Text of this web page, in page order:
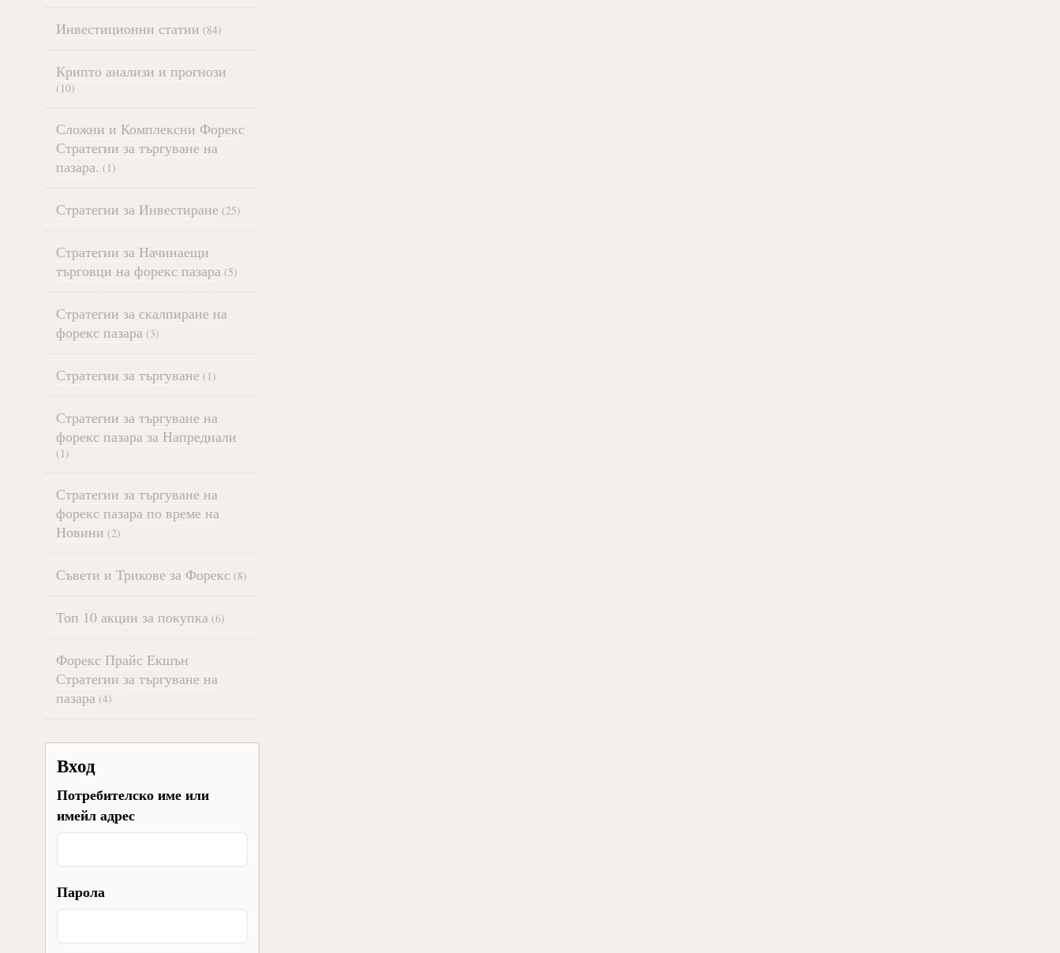
Инвестиционни статии (84)
Крипто анализи и прогнози
(10)
Сложни и Комплексни Форекс
Стратегии за търгуване на
пазара. (1)
Стратегии за Инвестиране (25)
Стратегии за Начинаещи
търговци на форекс пазара (5)
Стратегии за скалпиране на
форекс пазара (3)
Стратегии за търгуване (1)
Стратегии за търгуване на
форекс пазара за Напреднали
(1)
Стратегии за търгуване на
форекс пазара по време на
Новини (2)
Съвети и Трикове за Форекс (8)
Топ 10 акции за покупка (6)
Форекс Прайс Екшън
Стратегии за търгуване на
пазара (4)
Вход
Потребителско име или
имейл адрес
Парола